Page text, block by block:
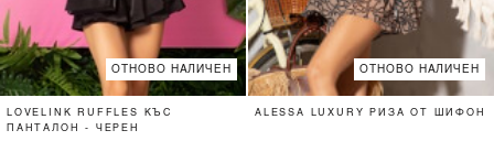
ОТНОВО НАЛИЧЕН
LOVELINK RUFFLES КЪС
ПАНТАЛОН - ЧЕРЕН
ОТНОВО НАЛИЧЕН
ALESSA LUXURY РИЗА ОТ ШИФОН